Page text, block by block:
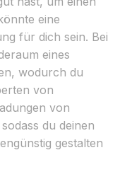
eine
für dich sein. Bei
eines
wodurch du
von
von
du deinen
gestalten